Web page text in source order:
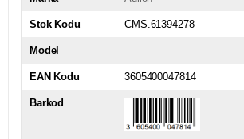
Stok Kodu CMS.61394278
Model
EAN Kodu 3605400047814
Barkod